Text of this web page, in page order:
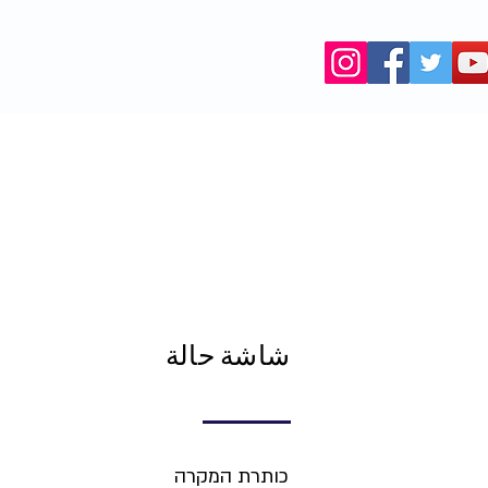
شاشة حالة
כותרת המקרה